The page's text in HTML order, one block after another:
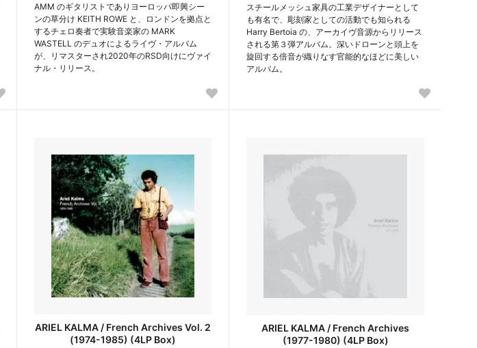
AMM のギタリストでありヨーロッパ即興シー
ンの草分け KEITH ROWE と、ロンドンを拠点と
するチェロ奏者で実験音楽家の MARK
WASTELL のデュオによるライヴ・アルバム
が、リマスターされ2020年のRSD向けにヴァイ
ナル・リリース。
スチールメッシュ家具の工業デザイナーとして
も有名で、彫刻家としての活動でも知られる
Harry Bertoia の、アーカイヴ音源からリリース
される第３弾アルバム。深いドローンと頭上を
旋回する倍音が織りなす官能的なほどに美しい
アルバム。
ARIEL KALMA / French Archives Vol. 2
(1974-1985) (4LP Box)
ARIEL KALMA / French Archives
(1977-1980) (4LP Box)